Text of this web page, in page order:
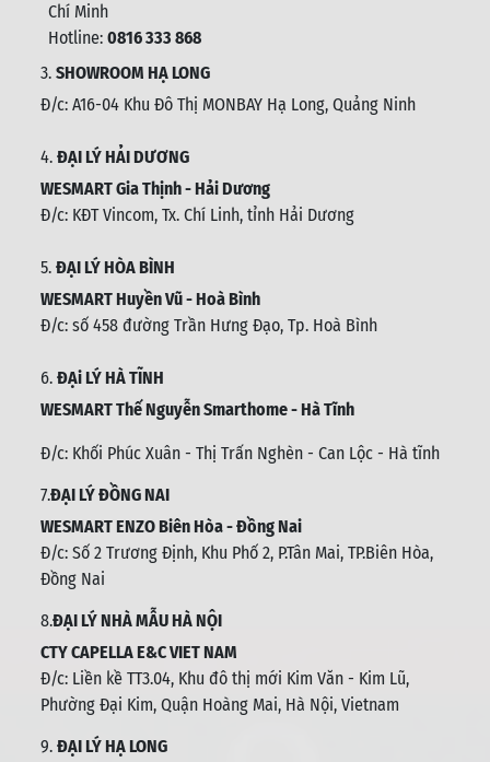
Chí Minh
Hotline: 0816 333 868
3. SHOWROOM HẠ LONG
Đ/c: A16-04 Khu Đô Thị MONBAY Hạ Long, Quảng Ninh
4. ĐẠI LÝ HẢI DƯƠNG
WESMART Gia Thịnh - Hải Dương
Đ/c: KĐT Vincom, Tx. Chí Linh, tỉnh Hải Dương
5. ĐẠI LÝ HÒA BÌNH
WESMART Huyền Vũ - Hoà Bình
Đ/c: số 458 đường Trần Hưng Đạo, Tp. Hoà Bình
6. ĐẠi LÝ HÀ TĨNH
WESMART Thế Nguyễn Smarthome - Hà Tĩnh
Đ/c: Khối Phúc Xuân - Thị Trấn Nghèn - Can Lộc - Hà tĩnh
7.ĐẠI LÝ ĐỒNG NAI
WESMART ENZO Biên Hòa - Đồng Nai
Đ/c: Số 2 Trương Định, Khu Phố 2, P.Tân Mai, TP.Biên Hòa,
Đồng Nai
8.ĐẠI LÝ NHÀ MẪU HÀ NỘI
CTY CAPELLA E&C VIET NAM
Đ/c: Liền kề TT3.04, Khu đô thị mới Kim Văn - Kim Lũ,
Phường Đại Kim, Quận Hoàng Mai, Hà Nội, Vietnam
9. ĐẠI LÝ HẠ LONG